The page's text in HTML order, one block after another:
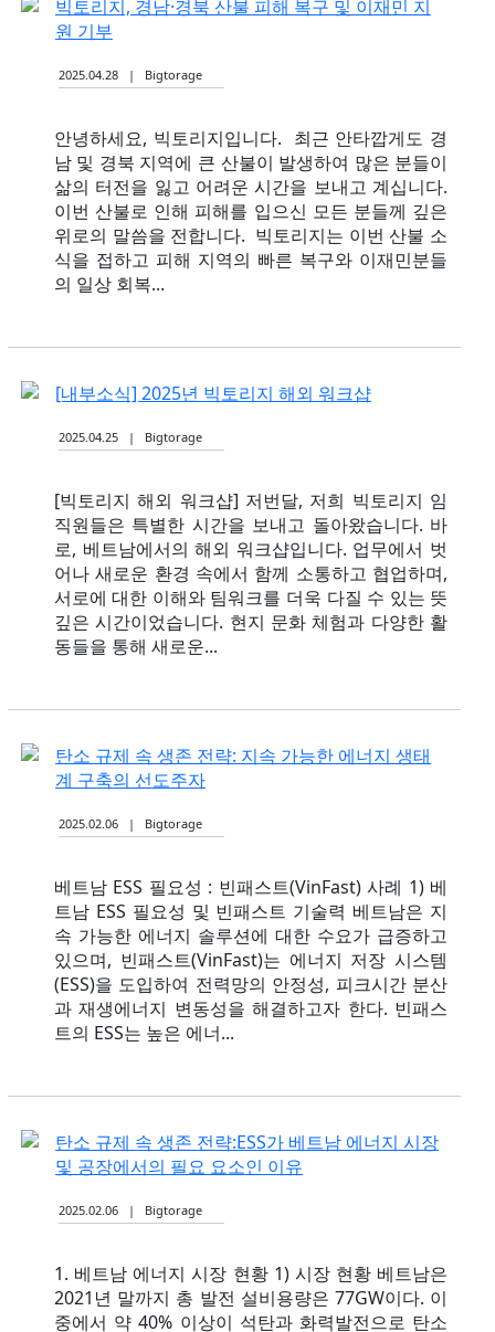
빅토리지, 경남·경북 산불 피해 복구 및 이재민 지
원 기부
2025.04.28 | Bigtorage
안녕하세요, 빅토리지입니다. ​ 최근 안타깝게도 경
남 및 경북 지역에 큰 산불이 발생하여 많은 분들이
삶의 터전을 잃고 어려운 시간을 보내고 계십니다.
이번 산불로 인해 피해를 입으신 모든 분들께 깊은
위로의 말씀을 전합니다. ​ 빅토리지는 이번 산불 소
식을 접하고 피해 지역의 빠른 복구와 이재민분들
의 일상 회복...
[내부소식] 2025년 빅토리지 해외 워크샵
2025.04.25 | Bigtorage
[빅토리지 해외 워크샵] 저번달, 저희 빅토리지 임
직원들은 특별한 시간을 보내고 돌아왔습니다. 바
로, 베트남에서의 해외 워크샵입니다. 업무에서 벗
어나 새로운 환경 속에서 함께 소통하고 협업하며,
서로에 대한 이해와 팀워크를 더욱 다질 수 있는 뜻
깊은 시간이었습니다. 현지 문화 체험과 다양한 활
동들을 통해 새로운...
탄소 규제 속 생존 전략: 지속 가능한 에너지 생태
계 구축의 선도주자
2025.02.06 | Bigtorage
베트남 ESS 필요성 : 빈패스트(VinFast) 사례 1) 베
트남 ESS 필요성 및 빈패스트 기술력 베트남은 지
속 가능한 에너지 솔루션에 대한 수요가 급증하고
있으며, 빈패스트(VinFast)는 에너지 저장 시스템
(ESS)을 도입하여 전력망의 안정성, 피크시간 분산
과 재생에너지 변동성을 해결하고자 한다. 빈패스
트의 ESS는 높은 에너...
탄소 규제 속 생존 전략:ESS가 베트남 에너지 시장
및 공장에서의 필요 요소인 이유
2025.02.06 | Bigtorage
1. 베트남 에너지 시장 현황 1) 시장 현황 베트남은
2021년 말까지 총 발전 설비용량은 77GW이다. 이
중에서 약 40% 이상이 석탄과 화력발전으로 탄소